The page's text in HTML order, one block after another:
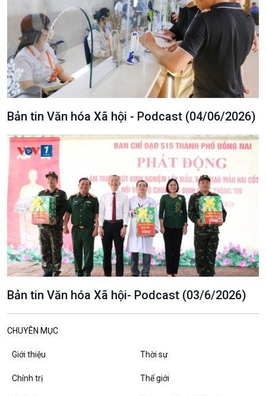
VOV1 đặc biệt
Thanh âm ký sự
Chân dung cuộc sống
Các chương trình đặc biệt
Bản tin Văn hóa Xã hội - Podcast (04/06/2026)
Bản tin Văn hóa Xã hội- Podcast (03/6/2026)
CHUYÊN MỤC
Giới thiệu Thời sự
Chính trị Thế giới